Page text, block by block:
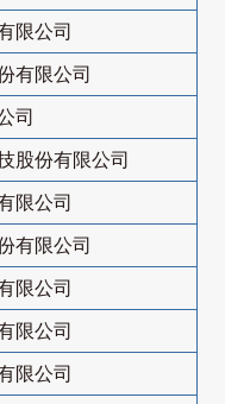
限公司
有限公司
司
股份有限公司
限公司
有限公司
限公司
限公司
限公司